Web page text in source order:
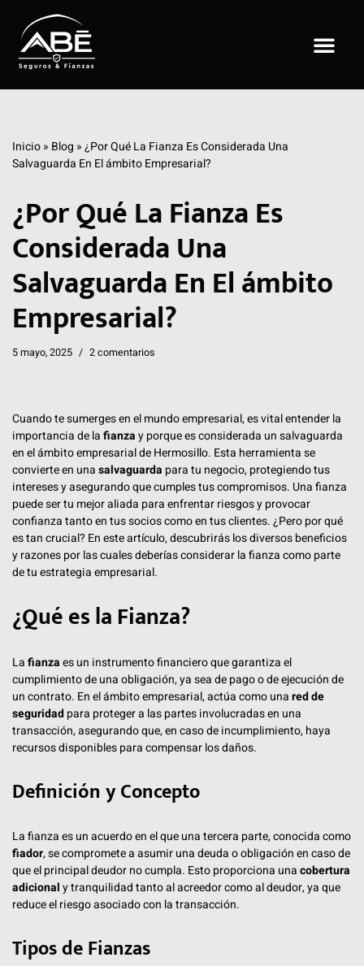
Saltar
al
Inicio» Blog »¿Por Qué La Fianza Es Considerada Una
Salvaguarda En El ámbito Empresarial?
¿Por Qué La Fianza Es
Considerada Una
Salvaguarda En El ámbito
Empresarial?
5 mayo, 2025 2 comentarios
Cuando te sumerges en el mundo empresarial, es vital entender la
importancia de lafianzay porque es considerada un salvaguarda
en el ámbito empresarial de Hermosillo. Esta herramienta se
convierte en unasalvaguarda para tu negocio, protegiendo tus
intereses y asegurando que cumples tus compromisos. Una fianza
puede ser tu mejor aliada para enfrentar riesgos y provocar
confianza tanto en tus socios como en tus clientes. ¿Pero por qué
es tan crucial? En este artículo, descubrirás los diversos beneficios
y razones por las cuales deberías considerar la fianza como parte
de tu estrategia empresarial.
¿Qué es la Fianza?
Lafianzaes un instrumento financiero que garantiza el
cumplimiento de una obligación, ya sea de pago o de ejecución de
un contrato. En el ámbito empresarial, actúa como unared de
seguridadpara proteger a las partes involucradas en una
transacción, asegurando que, en caso de incumplimiento, haya
recursos disponibles para compensar los daños.
Definición y Concepto
La fianza es un acuerdo en el que una tercera parte, conocida como
fiador, se compromete a asumir una deuda o obligación en caso de
que el principal deudor no cumpla. Esto proporciona unacobertura
adicionaly tranquilidad tanto al acreedor como al deudor, ya que
reduce el riesgo asociado con la transacción.
Tipos de Fianzas